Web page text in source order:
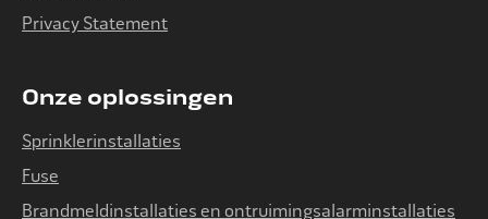
Privacy Statement
Onze oplossingen
Sprinklerinstallaties
Fuse
Brandmeldinstallaties en ontruimingsalarminstallaties